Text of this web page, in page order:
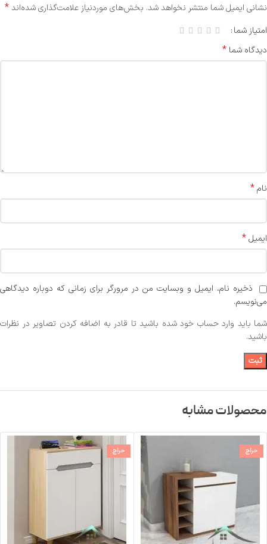
نشانی ایمیل شما منتشر نخواهد شد. بخش‌های موردنیاز علامت‌گذاری شده‌اند*
امتیاز شما
دیدگاه شما *
نام*
ایمیل*
ذخیره نام، ایمیل و وبسایت من در مرورگر برای زمانی که دوباره دیدگاهی
می‌نویسم.
شما باید وارد حساب خود شده باشید تا قادر به اضافه کردن تصاویر در نظرات
باشید.
محصولات مشابه
حراج حراج